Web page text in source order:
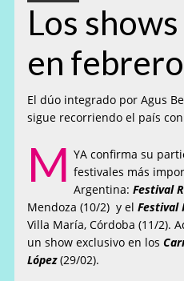
Los
en febrero
El dúo integrado por Agus
sigue recorriendo el país
M YA confirma su
festivales más
Argentina:Festival
Mendoza (10/2) y elFestival
Villa María, Córdoba (11/2).
un show exclusivo en los
López(29/02).